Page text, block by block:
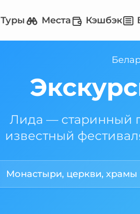
Туры Места Кэшбэк
Лида — старинный
известный
Монастыри, церкви, храмы